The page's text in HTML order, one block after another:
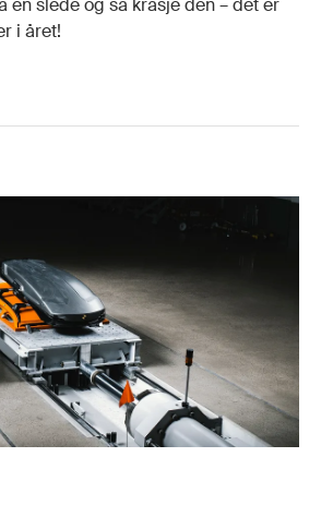
en slede og så krasje den – det er
i året!